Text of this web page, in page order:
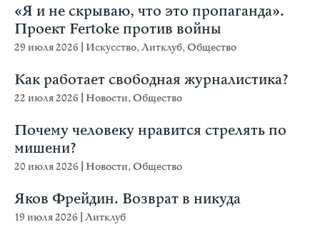
«Я и не скрываю, что это пропаганда».
Проект Fertoke против войны
29 июля 2026 Искусство,Литклуб,Общество
Как работает свободная журналистика?
22 июля 2026 Новости,Общество
Почему человеку нравится стрелять по
мишени?
20 июля 2026 Новости,Общество
Яков Фрейдин. Возврат в никуда
19 июля 2026 Литклуб